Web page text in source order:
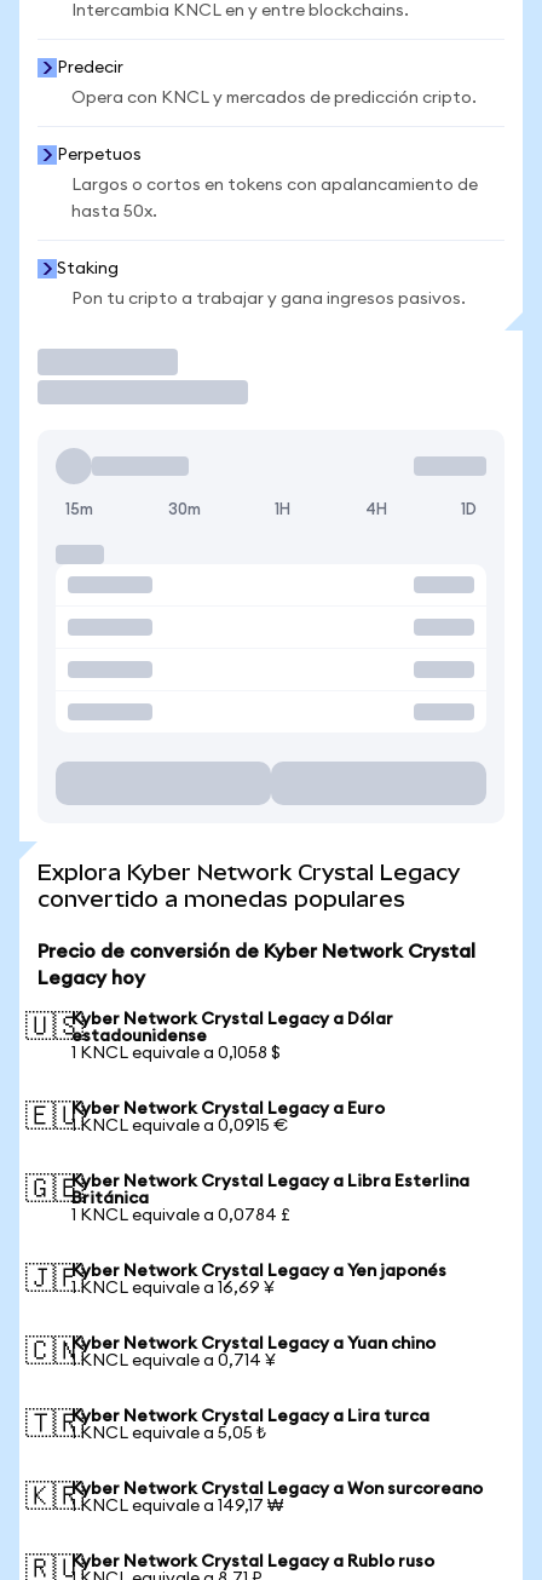
Intercambia KNCL en y entre blockchains.
Predecir
Opera con KNCL y mercados de predicción cripto.
Perpetuos
Largos o cortos en tokens con apalancamiento de
hasta 50x.
Staking
Pon tu cripto a trabajar y gana ingresos pasivos.
15m 30m 1H 4H 1D
Explora Kyber Network Crystal Legacy
convertido a monedas populares
Precio de conversión de Kyber Network Crystal
Legacy hoy
🇺🇸Kyber Network Crystal Legacy a Dólar
estadounidense
1 KNCL equivale a 0,1058 $
🇪🇺Kyber Network Crystal Legacy a Euro
1 KNCL equivale a 0,0915 €
🇬🇧Kyber Network Crystal Legacy a Libra Esterlina
Británica
1 KNCL equivale a 0,0784 £
🇯🇵Kyber Network Crystal Legacy a Yen japonés
1 KNCL equivale a 16,69 ¥
🇨🇳Kyber Network Crystal Legacy a Yuan chino
1 KNCL equivale a 0,714 ¥
🇹🇷Kyber Network Crystal Legacy a Lira turca
1 KNCL equivale a 5,05 ₺
🇰🇷Kyber Network Crystal Legacy a Won surcoreano
1 KNCL equivale a 149,17 ₩
🇷🇺Kyber Network Crystal Legacy a Rublo ruso